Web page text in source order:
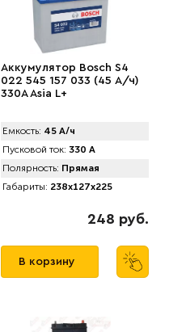
Аккумулятор Bosch S4
022 545 157 033 (45 А/ч)
330A Asia L+
Емкость: 45 А/ч
Пусковой ток: 330 А
Полярность: Прямая
Габариты: 238x127x225
248 руб.
В корзину